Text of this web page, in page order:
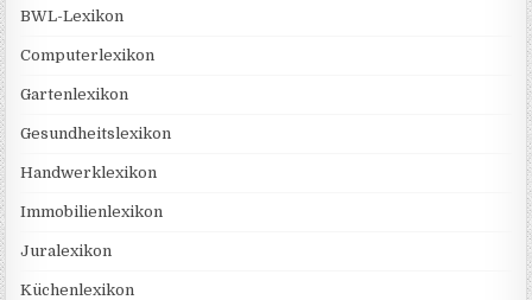
BWL-Lexikon
Computerlexikon
Gartenlexikon
Gesundheitslexikon
Handwerklexikon
Immobilienlexikon
Juralexikon
Küchenlexikon